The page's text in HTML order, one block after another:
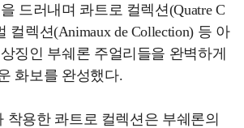
드러내며 콰트로 컬렉션(Quatre C
컬렉션(Animaux de Collection) 등 아
징인 부쉐론 주얼리들을 완벽하게
화보를 완성했다.
착용한 콰트로 컬렉션은 부쉐론의